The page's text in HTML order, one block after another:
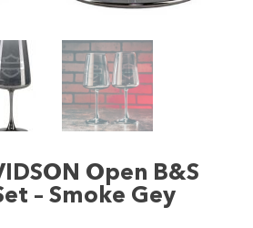
Open B&S
– Smoke Gey